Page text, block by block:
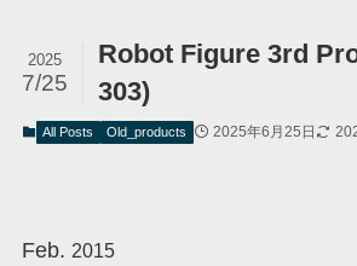
Robot Figure 3rd
303)
2025
7/25
All Posts Old_products 2025年6月25日
Feb. 2015